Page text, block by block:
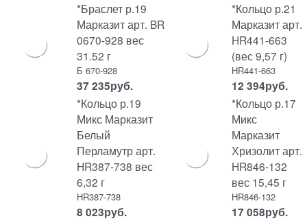
*Браслет р.19
Марказит арт. BR
0670-928 вес
31.52 г
Б 670-928
37 235руб.
*Кольцо р.21
Марказит арт.
HR441-663
(вес 9,57 г)
HR441-663
12 394руб.
*Кольцо р.19
Микс Марказит
Белый
Перламутр арт.
HR387-738 вес
6,32 г
HR387-738
8 023руб.
*Кольцо р.17
Микс
Марказит
Хризолит арт.
HR846-132
вес 15,45 г
HR846-132
17 058руб.